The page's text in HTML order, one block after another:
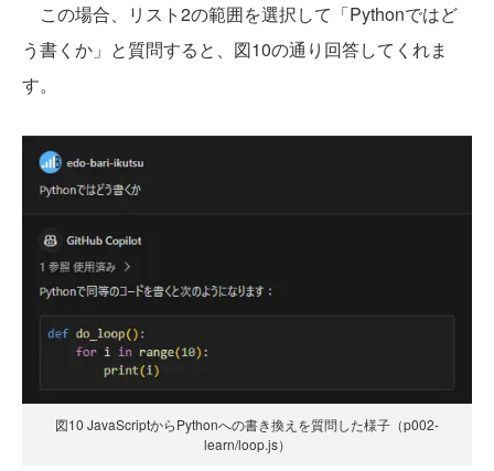
この場合、リスト2の範囲を選択して「Pythonではど
う書くか」と質問すると、図10の通り回答してくれま
す。
図10 JavaScriptからPythonへの書き換えを質問した様子（p002-
learn/loop.js）